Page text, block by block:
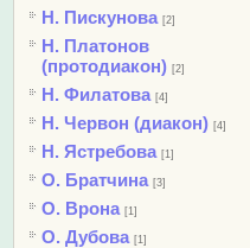
Н. Пискунова [2]
Н. Платонов
(протодиакон) [2]
Н. Филатова [4]
Н. Червон (диакон) [4]
Н. Ястребова [1]
О. Братчина [3]
О. Врона [1]
О. Дубова [1]